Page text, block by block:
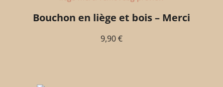
Bouchon en liège et bois – Merci
9,90€